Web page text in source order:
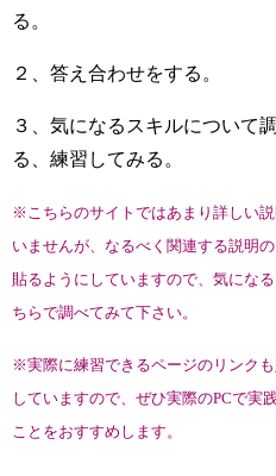
る。
２、答え合わせをする。
３、気になるスキルについて
る、練習してみる。
※こちらのサイトではあまり詳しい
いませんが、なるべく関連する説明
貼るようにしていますので、気にな
ちらで調べてみて下さい。
※実際に練習できるページのリンク
していますので、ぜひ実際のPCで実
ことをおすすめします。